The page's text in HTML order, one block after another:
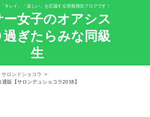
キレイ」「楽しい」を応援する情報発信ブログです！
ー女子のオアシス
過ぎたらみな同級
生
サロンドショコラ
販【サロンデュショコラ2018】